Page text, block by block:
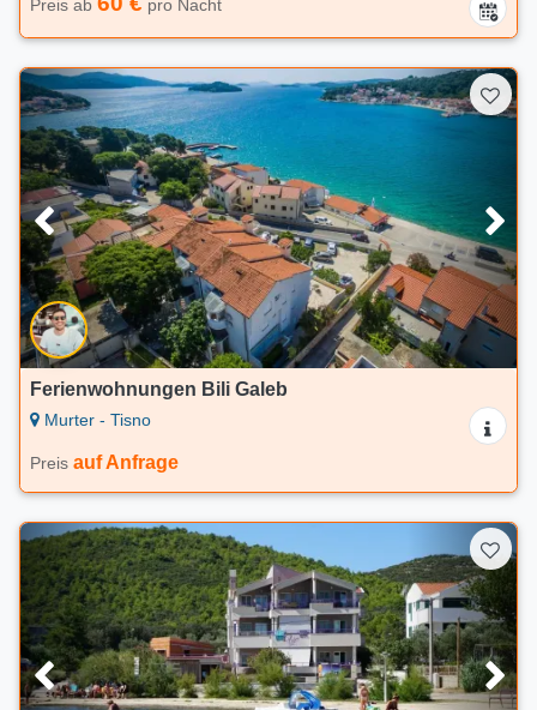
Preis ab pro Nacht
Ferienwohnungen Bili Galeb
Murter - Tisno
Preis auf Anfrage